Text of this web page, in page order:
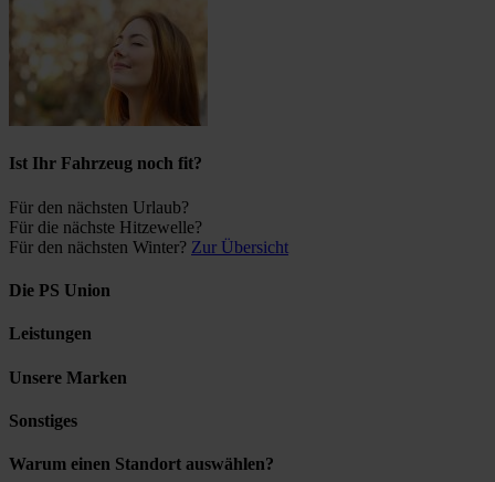
Ist Ihr Fahrzeug noch fit?
Für den nächsten Urlaub?
Für die nächste Hitzewelle?
Für den nächsten Winter? Zur Übersicht
Die PS Union
Leistungen
Unsere Marken
Sonstiges
Warum einen Standort auswählen?